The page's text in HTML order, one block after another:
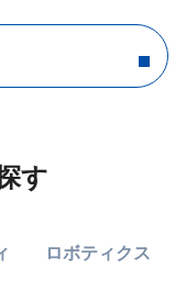
す
ロボティクス